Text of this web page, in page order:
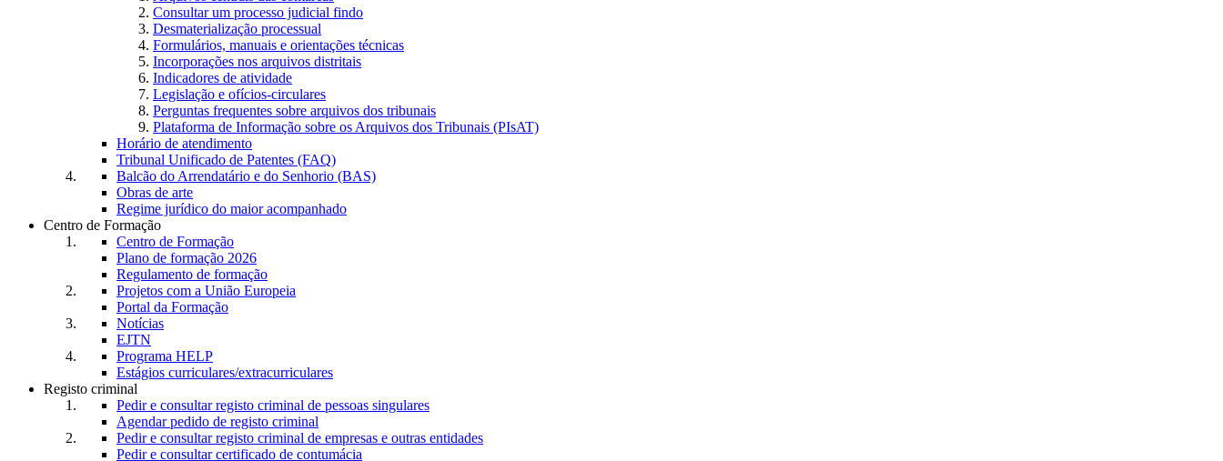
Consultar um processo judicial findo
Desmaterialização processual
Formulários, manuais e orientações técnicas
Incorporações nos arquivos distritais
Indicadores de atividade
Legislação e ofícios-circulares
Perguntas frequentes sobre arquivos dos tribunais
Plataforma de Informação sobre os Arquivos dos Tribunais (PIsAT)
Horário de atendimento
Tribunal Unificado de Patentes (FAQ)
Balcão do Arrendatário e do Senhorio (BAS)
Obras de arte
Regime jurídico do maior acompanhado
Centro de Formação
Centro de Formação
Plano de formação 2026
Regulamento de formação
Projetos com a União Europeia
Portal da Formação
Notícias
EJTN
Programa HELP
Estágios curriculares/extracurriculares
Registo criminal
Pedir e consultar registo criminal de pessoas singulares
Agendar pedido de registo criminal
Pedir e consultar registo criminal de empresas e outras entidades
Pedir e consultar certificado de contumácia